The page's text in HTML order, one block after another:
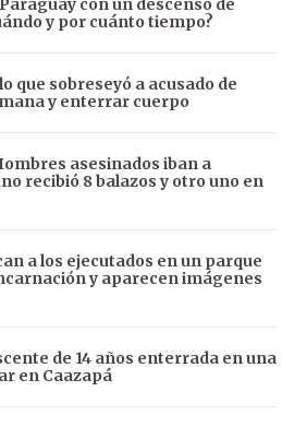
con un descenso de
y por cuánto tiempo?
que sobreseyó a acusado de
y enterrar cuerpo
asesinados iban a
recibió 8 balazos y otro uno en
a los ejecutados en un parque
y aparecen imágenes
de 14 años enterrada en una
en Caazapá